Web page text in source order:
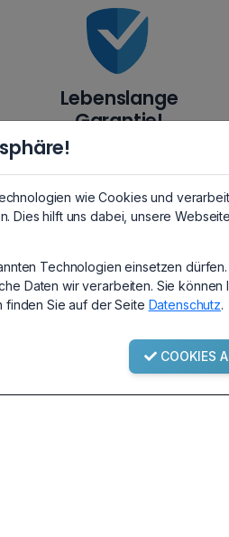
Lebenslange
Garantie!
Garantiebedingungen
Impressum
AGB
wie Cookies und
Dies hilft uns dabei, unsere
Technologien einsetzen
Daten wir verarbeiten. Sie
finden Sie auf der Seite Datenschutz.
COOKIES